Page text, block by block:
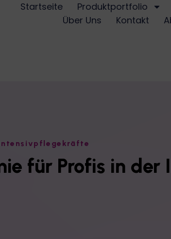
Startseite Produktportfolio
Über Uns
Kontakt
für Profis in der